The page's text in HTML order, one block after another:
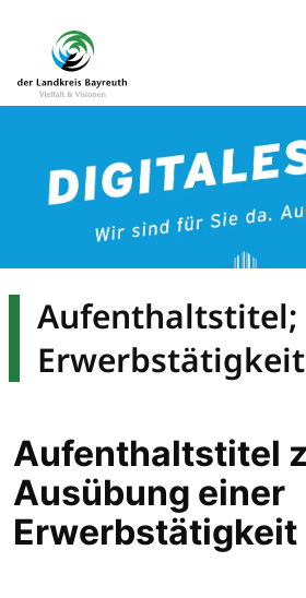
Aufenthaltstitel;
Erwerbstätigkeit